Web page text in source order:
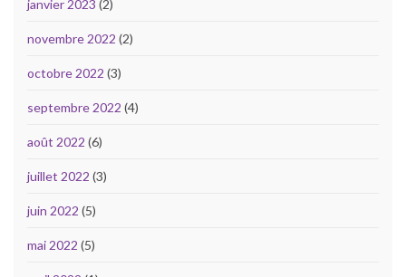
janvier 2023 (2)
novembre 2022 (2)
octobre 2022 (3)
septembre 2022 (4)
août 2022 (6)
juillet 2022 (3)
juin 2022 (5)
mai 2022 (5)